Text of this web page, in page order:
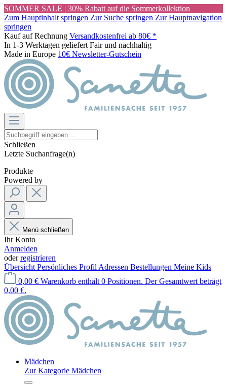
SOMMER SALE | 30% Rabatt auf die Sommerkollektion
Zum Hauptinhalt springen Zur Suche springen Zur Hauptnavigation
springen
Kauf auf Rechnung Versandkostenfrei ab 80€ *
In 1-3 Werktagen geliefert Fair und nachhaltig
Made in Europe 10€ Newsletter-Gutschein
Schließen
Letzte Suchanfrage(n)
Produkte
Powered by
Menü schließen
Ihr Konto
Anmelden
oderregistrieren
Übersicht Persönliches Profil Adressen Bestellungen Meine Kids
0,00 € Warenkorb enthält 0 Positionen. Der Gesamtwert beträgt
0,00 €.
Mädchen
Zur Kategorie Mädchen